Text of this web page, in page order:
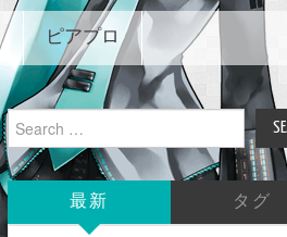
ピアプロ
Search
for:
最新 タグ